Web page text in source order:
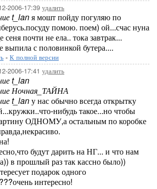
2006-17:39 удалить
t_lanя мошт пойду погуляю по
помою. поем) ой...счас нуна
почти не ела.. тока завтрак...
выпила с половинкой бутера....
- К полной версии
2006-17:41 удалить
t_lan
Ночная_ТАЙНА
t_lanу нас обычно всегда открытку
нибудь такое...но чтобы
ОДНОМУ,а остальным по коробке
будут дарить на НГ... и что нам
в прошлый раз так кассно было))
подарок одного
интересно!